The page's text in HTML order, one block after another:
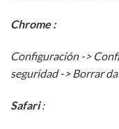
Chrome :
Configuración ->
seguridad -> Borrar
Safari: